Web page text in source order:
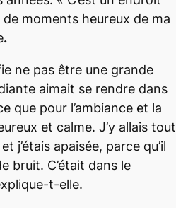
moments heureux de ma
.
ne pas être une grande
aimait se rendre dans
que pour l’ambiance et la
et calme. J’y allais tout
j’étais apaisée, parce qu’il
bruit. C’était dans le
t-elle.